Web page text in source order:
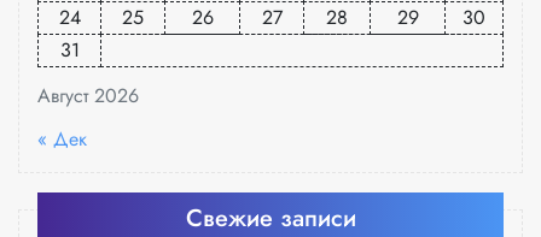
Август 2026
24
25 26 27 28 29
30
31
« Дек
Свежие записи